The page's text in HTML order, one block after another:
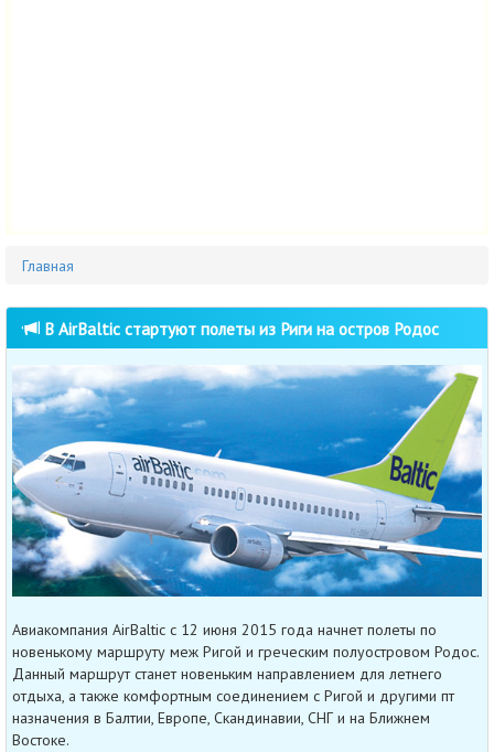
Главная
В AirBaltic стартуют полеты из Риги на остров Родос
Авиакомпания AirBaltic с 12 июня 2015 года начнет полеты по
новенькому маршруту меж Ригой и греческим полуостровом Родос.
Данный маршрут станет новеньким направлением для летнего
отдыха, а также комфортным соединением с Ригой и другими пт
назначения в Балтии, Европе, Скандинавии, СНГ и на Ближнем
Востоке.